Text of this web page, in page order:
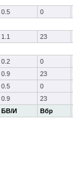
БВ/И Вбр
0.5 0
1.1 23
0.2 0
0.9 23
0.5 0
0.9 23